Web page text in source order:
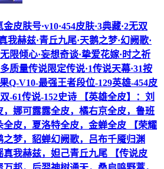
金皮肤号·v10·454皮肤·3典藏·2无双
我赫兹·青丘九尾·天鹅之梦·幻阙歌·
限倾心·妄想奇谈·挚爱花嫁·时之祈
质量传说限定传说·1传说天幕·31按
Q-V10-最强王者段位-129英雄-454皮
-61传说-152史诗 【英雄全皮】：刘
，娜可露露全皮，橘右京全皮，鲁班
全皮，夏洛特全皮，金蝉全皮 【荣耀
梦，貂蝉幻阙歌，吕布千魇归渊
真我赫兹，妲己青丘九尾 【传说皮